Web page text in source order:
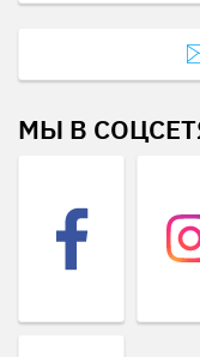
МЫ В